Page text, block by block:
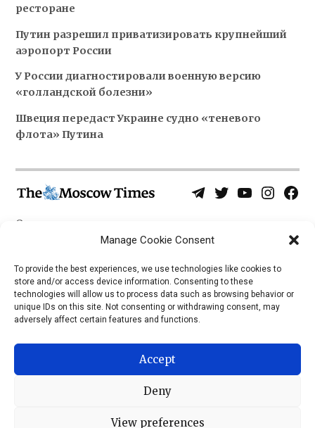
Manage Cookie Consent
To provide the best experiences, we use technologies like cookies to
store and/or access device information. Consenting to these
technologies will allow us to process data such as browsing behavior or
unique IDs on this site. Not consenting or withdrawing consent, may
adversely affect certain features and functions.
Accept
Deny
View preferences
ресторане
Путин разрешил приватизировать крупнейший
аэропорт России
У России диагностировали военную версию
«голландской болезни»
Швеция передаст Украине судно «теневого
флота» Путина
Telegram
TwitterYouTubeInstagram
О нас
Политика конфиденциальности
iOS
Android